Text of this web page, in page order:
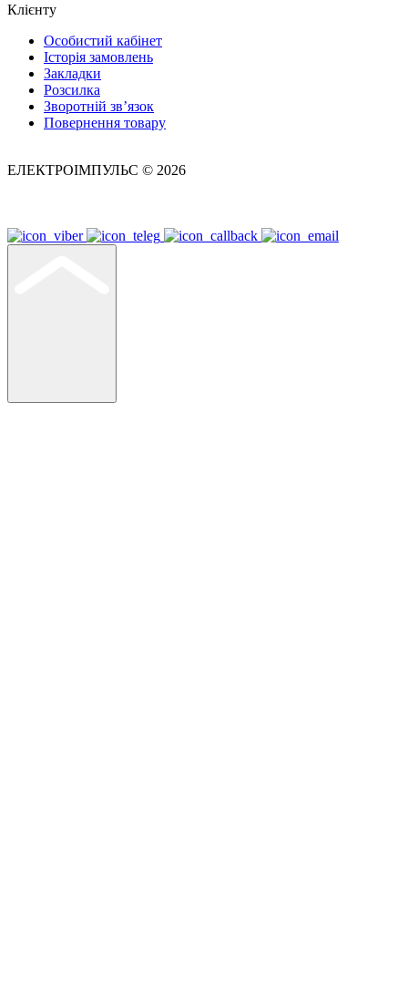
Клієнту
Особистий кабінет
Історія замовлень
Закладки
Розсилка
Зворотній зв’язок
Повернення товару
ЕЛЕКТРОІМПУЛЬС © 2026